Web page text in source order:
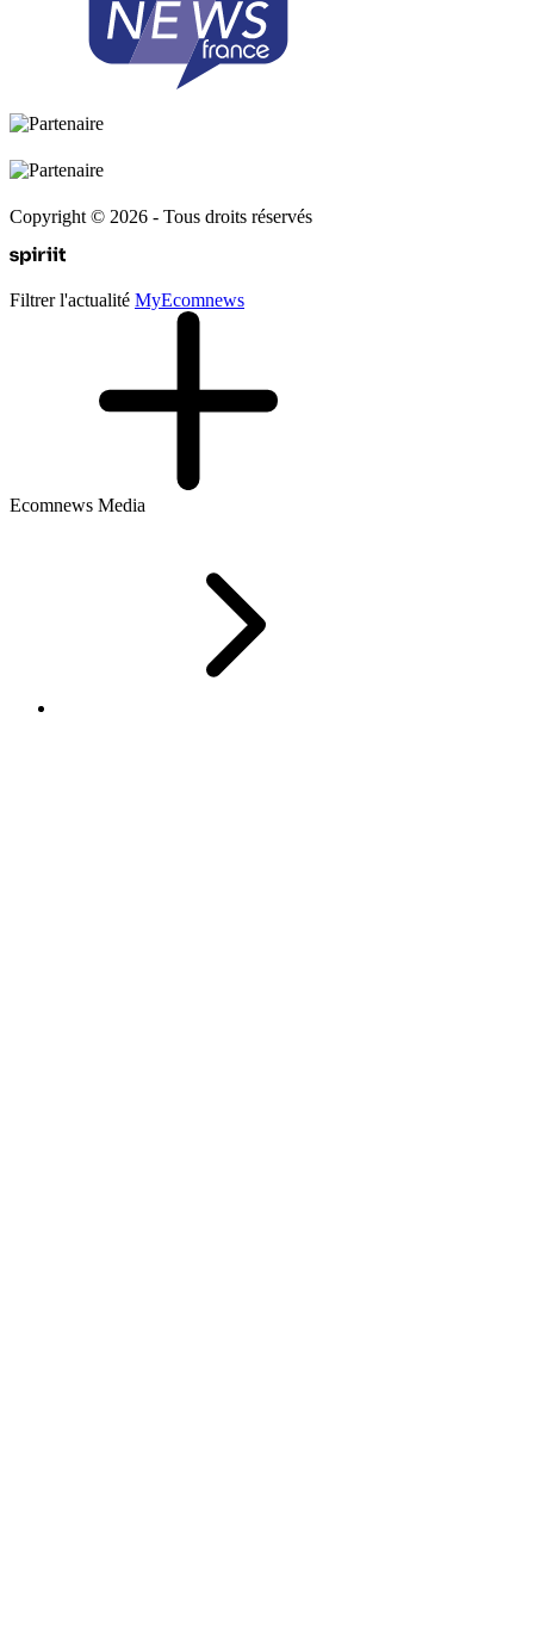
Copyright © 2026 - Tous droits réservés
Filtrer l'actualité MyEcomnews
Ecomnews Media